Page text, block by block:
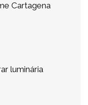
Cartagena
luminária